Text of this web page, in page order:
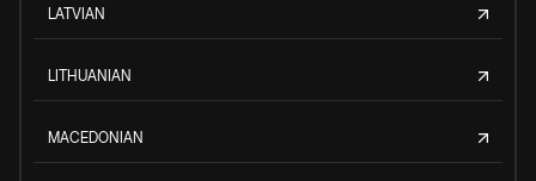
LATVIAN
LITHUANIAN
MACEDONIAN